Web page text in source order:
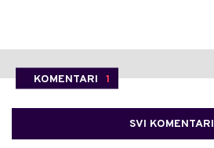
KOMENTARI 1
SVI KOMENTARI